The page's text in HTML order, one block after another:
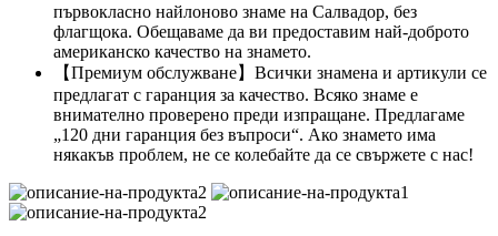
първокласно найлоново знаме на Салвадор, без
флагщока. Обещаваме да ви предоставим най-доброто
американско качество на знамето.
【Премиум обслужване】Всички знамена и артикули се
предлагат с гаранция за качество. Всяко знаме е
внимателно проверено преди изпращане. Предлагаме
„120 дни гаранция без въпроси“. Ако знамето има
някакъв проблем, не се колебайте да се свържете с нас!